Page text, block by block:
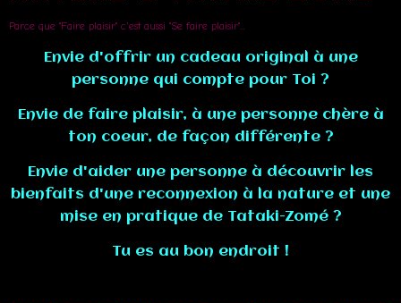
Parce que "Faire plaisir" c'est aussi "Se faire plaisir"...
Envie d'offrir un cadeau original à une
personne qui compte pour Toi ?
Envie de faire plaisir, à une personne chère à
ton coeur, de façon différente ?
Envie d'aider une personne à découvrir les
bienfaits d'une reconnexion à la nature et une
mise en pratique de Tataki-Zomé ?
Tu es au bon endroit !